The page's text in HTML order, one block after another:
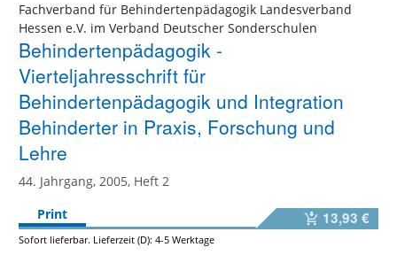
Fachverband für Behindertenpädagogik Landesverband
Hessen e.V. im Verband Deutscher Sonderschulen
Behindertenpädagogik -
Vierteljahresschrift für
Behindertenpädagogik und Integration
Behinderter in Praxis, Forschung und
Lehre
44. Jahrgang, 2005, Heft 2
Print
13,93 €
Sofort lieferbar. Lieferzeit (D): 4-5 Werktage